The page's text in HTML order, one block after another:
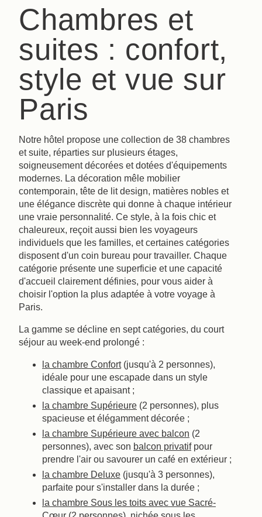
Chambres et
suites : confort,
style et vue sur
Paris
Notre hôtel propose une collection de 38 chambres
et suite, réparties sur plusieurs étages,
soigneusement décorées et dotées d'équipements
modernes. La décoration mêle mobilier
contemporain, tête de lit design, matières nobles et
une élégance discrète qui donne à chaque intérieur
une vraie personnalité. Ce style, à la fois chic et
chaleureux, reçoit aussi bien les voyageurs
individuels que les familles, et certaines catégories
disposent d'un coin bureau pour travailler. Chaque
catégorie présente une superficie et une capacité
d'accueil clairement définies, pour vous aider à
choisir l'option la plus adaptée à votre voyage à
Paris.
La gamme se décline en sept catégories, du court
séjour au week-end prolongé :
la chambre Confort(jusqu'à 2 personnes),
idéale pour une escapade dans un style
classique et apaisant ;
la chambre Supérieure (2 personnes), plus
spacieuse et élégamment décorée ;
la chambre Supérieure avec balcon (2
personnes), avec son balcon privatifpour
prendre l'air ou savourer un café en extérieur ;
la chambre Deluxe (jusqu'à 3 personnes),
parfaite pour s'installer dans la durée ;
la chambre Sous les toits avec vue Sacré-